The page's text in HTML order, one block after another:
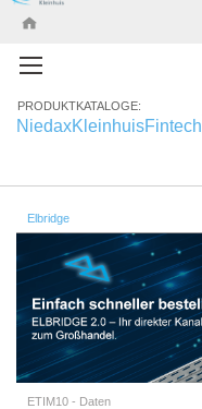
PRODUKTKATALOGE:
NiedaxKleinhuisFintech
Elbridge
ETIM10 - Daten